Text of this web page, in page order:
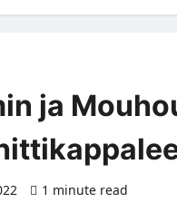
ja
1 minute read